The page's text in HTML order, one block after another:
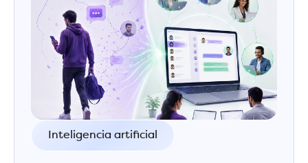
Inteligencia artificial